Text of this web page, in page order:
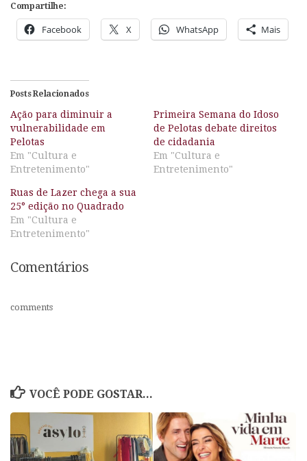
Compartilhe:
Facebook X WhatsApp Mais
Posts Relacionados
Ação para diminuir a
vulnerabilidade em
Pelotas
Em "Cultura e
Entretenimento"
Primeira Semana do Idoso
de Pelotas debate direitos
de cidadania
Em "Cultura e
Entretenimento"
Ruas de Lazer chega a sua
25° edição no Quadrado
Em "Cultura e
Entretenimento"
Comentários
comments
VOCÊ PODE GOSTAR...